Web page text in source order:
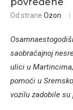
Od strane Ozon
saobraćajnoj
ulici u
pomoći u
vozilu zadobile su